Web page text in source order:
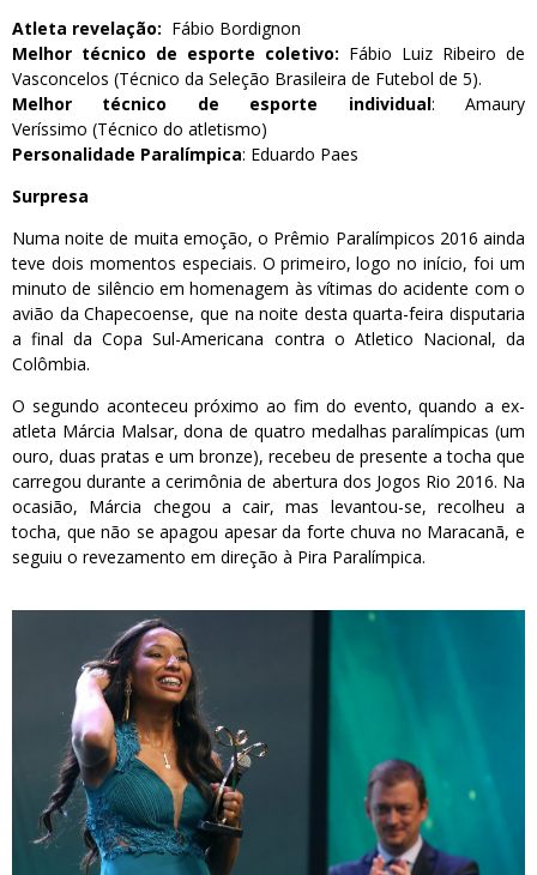
Atleta revelação: Fábio Bordignon
Melhor técnico de esporte coletivo: Fábio Luiz Ribeiro de
Vasconcelos (Técnico da Seleção Brasileira de Futebol de 5).
Melhor técnico de esporte individual: Amaury
Veríssimo (Técnico do atletismo)
Personalidade Paralímpica: Eduardo Paes
Surpresa
Numa noite de muita emoção, o Prêmio Paralímpicos 2016 ainda
teve dois momentos especiais. O primeiro, logo no início, foi um
minuto de silêncio em homenagem às vítimas do acidente com o
avião da Chapecoense, que na noite desta quarta-feira disputaria
a final da Copa Sul-Americana contra o Atletico Nacional, da
Colômbia.
O segundo aconteceu próximo ao fim do evento, quando a ex-
atleta Márcia Malsar, dona de quatro medalhas paralímpicas (um
ouro, duas pratas e um bronze), recebeu de presente a tocha que
carregou durante a cerimônia de abertura dos Jogos Rio 2016. Na
ocasião, Márcia chegou a cair, mas levantou-se, recolheu a
tocha, que não se apagou apesar da forte chuva no Maracanã, e
seguiu o revezamento em direção à Pira Paralímpica.